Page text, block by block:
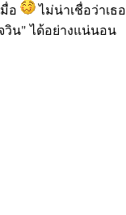
อ
ไม่น่าเชื่อว่าเธอ
วิน" ได้อย่างแน่นอน